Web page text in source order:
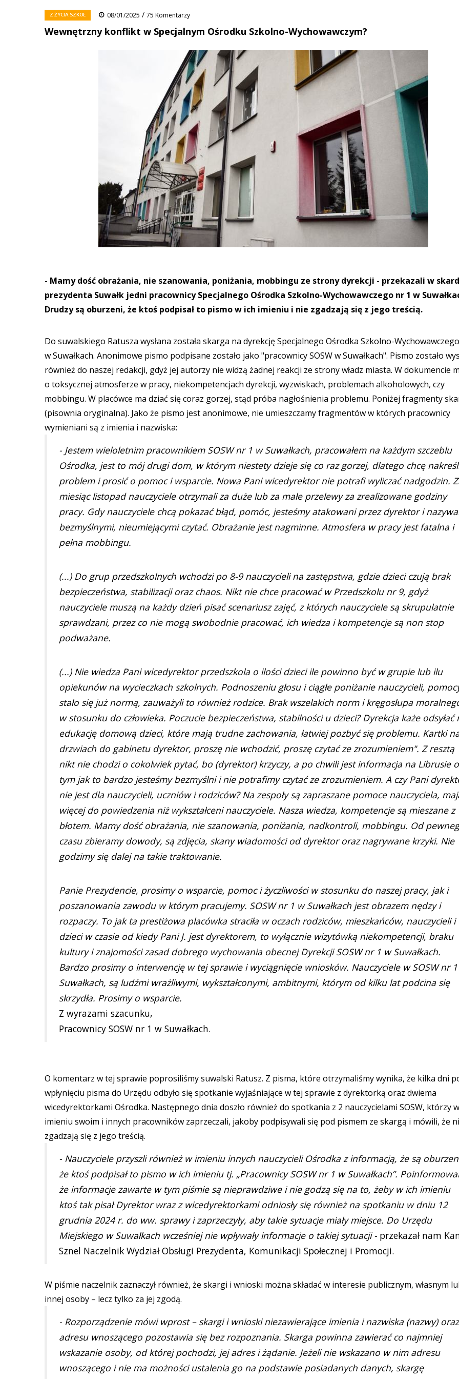
Z ŻYCIA SZKÓŁ 08/01/2025 / 75 Komentarzy
Wewnętrzny konflikt w Specjalnym Ośrodku Szkolno-Wychowawczym?
- Mamy dość obrażania, nie szanowania, poniżania, mobbingu ze strony dyrekcji - przekazali w
prezydenta Suwałk jedni pracownicy Specjalnego Ośrodka Szkolno-Wychowawczego nr 1 w
Drudzy są oburzeni, że ktoś podpisał to pismo w ich imieniu i nie zgadzają się z jego treścią.
Do suwalskiego Ratusza wysłana została skarga na dyrekcję Specjalnego Ośrodka Szkolno-
w Suwałkach. Anonimowe pismo podpisane zostało jako "pracownicy SOSW w Suwałkach". Pismo zostało
również do naszej redakcji, gdyż jej autorzy nie widzą żadnej reakcji ze strony władz miasta. W dokumencie
o toksycznej atmosferze w pracy, niekompetencjach dyrekcji, wyzwiskach, problemach alkoholowych, czy
mobbingu. W placówce ma dziać się coraz gorzej, stąd próba nagłośnienia problemu. Poniżej fragmenty
(pisownia oryginalna). Jako że pismo jest anonimowe, nie umieszczamy fragmentów w których pracownicy
wymieniani są z imienia i nazwiska:
- Jestem wieloletnim pracownikiem SOSW nr 1 w Suwałkach, pracowałem na każdym szczeblu
Ośrodka, jest to mój drugi dom, w którym niestety dzieje się co raz gorzej, dlatego chcę
problem i prosić o pomoc i wsparcie. Nowa Pani wicedyrektor nie potrafi wyliczać nadgodzin.
miesiąc listopad nauczyciele otrzymali za duże lub za małe przelewy za zrealizowane godziny
pracy. Gdy nauczyciele chcą pokazać błąd, pomóc, jesteśmy atakowani przez dyrektor i
bezmyślnymi, nieumiejącymi czytać. Obrażanie jest nagminne. Atmosfera w pracy jest fatalna i
pełna mobbingu.
(...) Do grup przedszkolnych wchodzi po 8-9 nauczycieli na zastępstwa, gdzie dzieci czują brak
bezpieczeństwa, stabilizacji oraz chaos. Nikt nie chce pracować w Przedszkolu nr 9, gdyż
nauczyciele muszą na każdy dzień pisać scenariusz zajęć, z których nauczyciele są skrupulatnie
sprawdzani, przez co nie mogą swobodnie pracować, ich wiedza i kompetencje są non stop
podważane.
(...) Nie wiedza Pani wicedyrektor przedszkola o ilości dzieci ile powinno być w grupie lub ilu
opiekunów na wycieczkach szkolnych. Podnoszeniu głosu i ciągłe poniżanie nauczycieli,
stało się już normą, zauważyli to również rodzice. Brak wszelakich norm i kręgosłupa
w stosunku do człowieka. Poczucie bezpieczeństwa, stabilności u dzieci? Dyrekcja każe odsyłać
edukację domową dzieci, które mają trudne zachowania, łatwiej pozbyć się problemu. Kartki
drzwiach do gabinetu dyrektor, proszę nie wchodzić, proszę czytać ze zrozumieniem". Z resztą
nikt nie chodzi o cokolwiek pytać, bo (dyrektor) krzyczy, a po chwili jest informacja na Librusie o
tym jak to bardzo jesteśmy bezmyślni i nie potrafimy czytać ze zrozumieniem. A czy Pani
nie jest dla nauczycieli, uczniów i rodziców? Na zespoły są zapraszane pomoce nauczyciela,
więcej do powiedzenia niż wykształceni nauczyciele. Nasza wiedza, kompetencje są mieszane z
błotem. Mamy dość obrażania, nie szanowania, poniżania, nadkontroli, mobbingu. Od
czasu zbieramy dowody, są zdjęcia, skany wiadomości od dyrektor oraz nagrywane krzyki. Nie
godzimy się dalej na takie traktowanie.
Panie Prezydencie, prosimy o wsparcie, pomoc i życzliwości w stosunku do naszej pracy, jak i
poszanowania zawodu w którym pracujemy. SOSW nr 1 w Suwałkach jest obrazem nędzy i
rozpaczy. To jak ta prestiżowa placówka straciła w oczach rodziców, mieszkańców, nauczycieli i
dzieci w czasie od kiedy Pani J. jest dyrektorem, to wyłącznie wizytówką niekompetencji, braku
kultury i znajomości zasad dobrego wychowania obecnej Dyrekcji SOSW nr 1 w Suwałkach.
Bardzo prosimy o interwencję w tej sprawie i wyciągnięcie wniosków. Nauczyciele w SOSW nr
Suwałkach, są ludźmi wrażliwymi, wykształconymi, ambitnymi, którym od kilku lat podcina się
skrzydła. Prosimy o wsparcie.
Z wyrazami szacunku,
Pracownicy SOSW nr 1 w Suwałkach.
O komentarz w tej sprawie poprosiliśmy suwalski Ratusz. Z pisma, które otrzymaliśmy wynika, że kilka dni
wpłynięciu pisma do Urzędu odbyło się spotkanie wyjaśniające w tej sprawie z dyrektorką oraz dwiema
wicedyrektorkami Ośrodka. Następnego dnia doszło również do spotkania z 2 nauczycielami SOSW, którzy w
imieniu swoim i innych pracowników zaprzeczali, jakoby podpisywali się pod pismem ze skargą i mówili, że
zgadzają się z jego treścią.
- Nauczyciele przyszli również w imieniu innych nauczycieli Ośrodka z informacją, że są
że ktoś podpisał to pismo w ich imieniu tj. „Pracownicy SOSW nr 1 w Suwałkach”.
że informacje zawarte w tym piśmie są nieprawdziwe i nie godzą się na to, żeby w ich imieniu
ktoś tak pisał Dyrektor wraz z wicedyrektorkami odniosły się również na spotkaniu w dniu 12
grudnia 2024 r. do ww. sprawy i zaprzeczyły, aby takie sytuacje miały miejsce. Do Urzędu
Miejskiego w Suwałkach wcześniej nie wpływały informacje o takiej sytuacji - przekazał nam
Sznel Naczelnik Wydział Obsługi Prezydenta, Komunikacji Społecznej i Promocji.
W piśmie naczelnik zaznaczył również, że skargi i wnioski można składać w interesie publicznym, własnym
innej osoby – lecz tylko za jej zgodą.
- Rozporządzenie mówi wprost – skargi i wnioski niezawierające imienia i nazwiska (nazwy) oraz
adresu wnoszącego pozostawia się bez rozpoznania. Skarga powinna zawierać co najmniej
wskazanie osoby, od której pochodzi, jej adres i żądanie. Jeżeli nie wskazano w nim adresu
wnoszącego i nie ma możności ustalenia go na podstawie posiadanych danych, skargę